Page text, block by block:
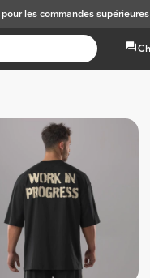
pour les commandes